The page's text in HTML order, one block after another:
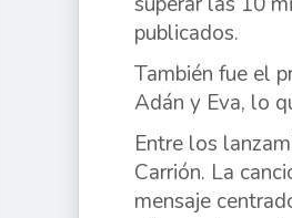
publicados.
También fue el
Adán y Eva, lo
Entre los
Carrión. La
mensaje